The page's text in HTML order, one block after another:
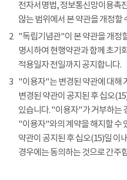
전자서명법, 정보통신망이용촉
않는 범위에서 본 약관을 개정할
2 "독립기념관"이 본 약관을 개정
명시하여 현행약관과 함께 초기
적용일자 전일까지 공지합니다.
3 "이용자"는 변경된 약관에 대해
변경된 약관이 공지된 후 십오
있습니다. "이용자"가 거부하는
"이용자"와의 계약을 해지할 수
약관이 공지된 후 십오(15)일 이
경우에는 동의하는 것으로 간주